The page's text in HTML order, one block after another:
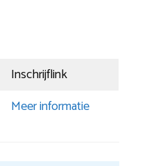
Inschrijflink
Meer informatie